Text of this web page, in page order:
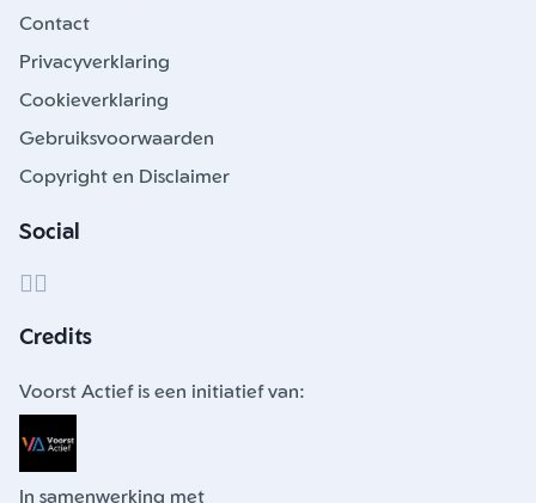
Contact
Privacyverklaring
Cookieverklaring
Gebruiksvoorwaarden
Copyright en Disclaimer
Social
Credits
Voorst Actief is een initiatief van:
In samenwerking met